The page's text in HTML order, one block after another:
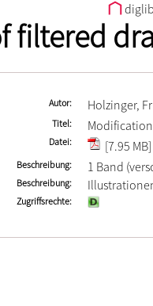
filtered
Autor Holzinger,
Titel
Datei [7.95 MB]
Beschreibung 1 Band
Beschreibung
Zugriffsrechte